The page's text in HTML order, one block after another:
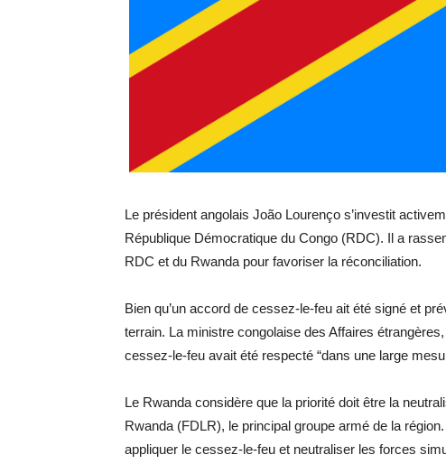
Le président angolais João Lourenço s’investit
République Démocratique du Congo (RDC). Il a
RDC et du Rwanda pour favoriser la réconciliation.
Bien qu’un accord de cessez-le-feu ait été signé et
terrain. La ministre congolaise des Affaires
cessez-le-feu avait été respecté “dans une large
Le Rwanda considère que la priorité doit être la
Rwanda (FDLR), le principal groupe armé de la
appliquer le cessez-le-feu et neutraliser les forces